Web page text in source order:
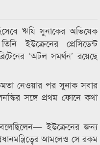
হিসেবে ঋষি সুনাকের অভিষেক
ইউক্রেনের প্রেসিডেন্ট
‘অটল সমর্থন’ রয়েছে
নেওয়ার পর সুনাক সবার
সঙ্গে প্রথম ফোনে কথা
বলেছিলেন— ইউক্রেনের জন্য
আমলেও সে রকম